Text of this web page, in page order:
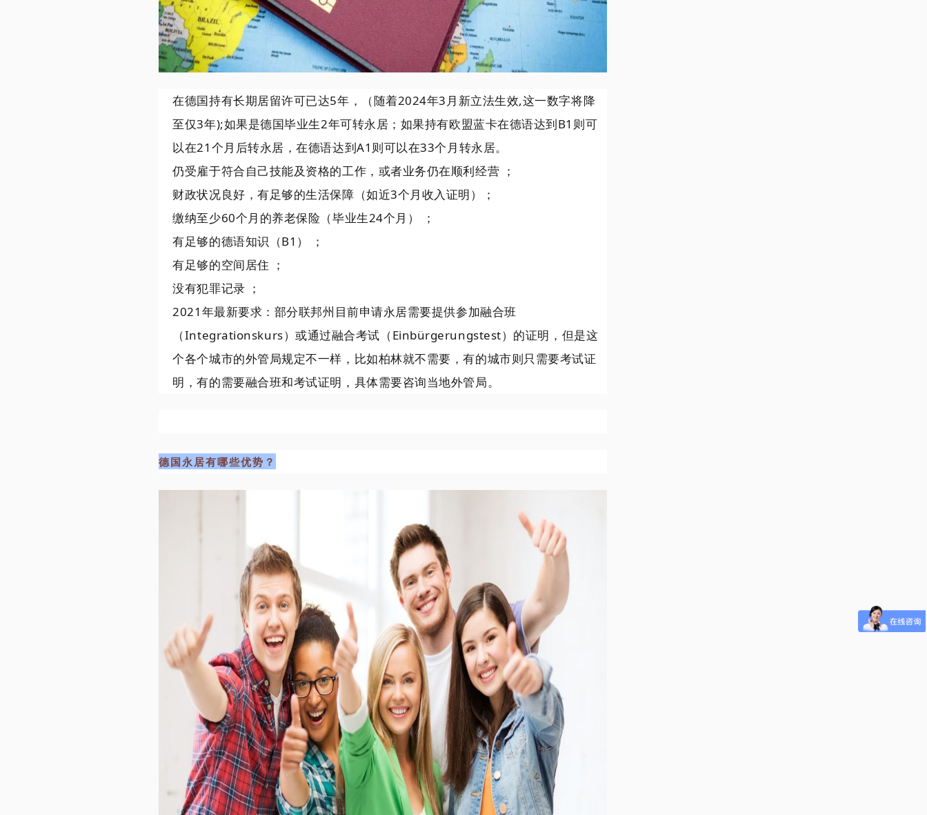
在德国持有长期居留许可已达5年，（随着2024年3月新立法生效,这一数字将降
至仅3年);如果是德国毕业生2年可转永居；如果持有欧盟蓝卡在德语达到B1则可
以在21个月后转永居，在德语达到A1则可以在33个月转永居。
仍受雇于符合自己技能及资格的工作，或者业务仍在顺利经营 ；
财政状况良好，有足够的生活保障（如近3个月收入证明）；
缴纳至少60个月的养老保险（毕业生24个月） ；
有足够的德语知识（B1） ；
有足够的空间居住 ；
没有犯罪记录 ；
2021年最新要求：部分联邦州目前申请永居需要提供参加融合班
（Integrationskurs）或通过融合考试（Einbürgerungstest）的证明，但是这
个各个城市的外管局规定不一样，比如柏林就不需要，有的城市则只需要考试证
明，有的需要融合班和考试证明，具体需要咨询当地外管局。
德国永居有哪些优势？